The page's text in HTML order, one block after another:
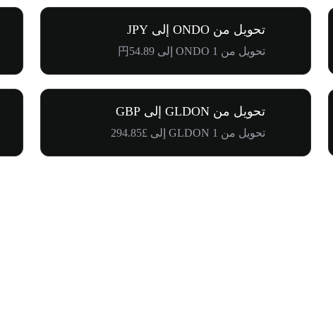
تحويل من ONDO إلى JPY
تحويل من 1 ONDO إلى 円54.89
تحويل من GLDON إلى GBP
تحويل من 1 GLDON إلى £294.85